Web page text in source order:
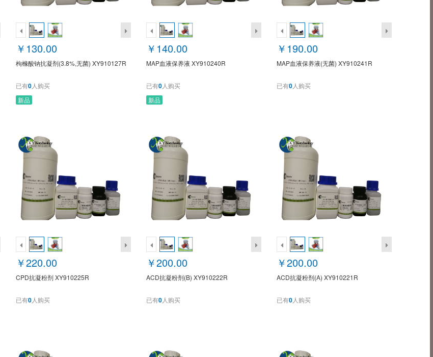
￥130.00
枸橼酸钠抗凝剂(3.8%,无菌) XY910127R
已有0人购买
新品
￥140.00
MAP血液保养液 XY910240R
已有0人购买
新品
￥190.00
MAP血液保养液(无菌) XY910241R
已有0人购买
￥220.00
CPD抗凝粉剂 XY910225R
已有0人购买
￥200.00
ACD抗凝粉剂(B) XY910222R
已有0人购买
￥200.00
ACD抗凝粉剂(A) XY910221R
已有0人购买